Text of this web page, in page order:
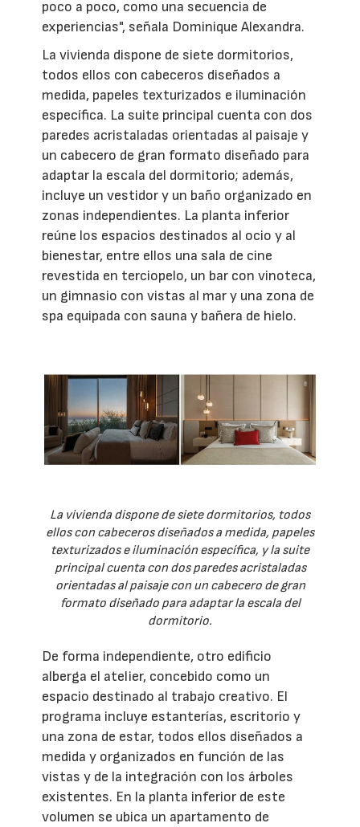
poco a poco, como una secuencia de
experiencias", señala Dominique Alexandra.
La vivienda dispone de siete dormitorios,
todos ellos con cabeceros diseñados a
medida, papeles texturizados e iluminación
específica. La suite principal cuenta con dos
paredes acristaladas orientadas al paisaje y
un cabecero de gran formato diseñado para
adaptar la escala del dormitorio; además,
incluye un vestidor y un baño organizado en
zonas independientes. La planta inferior
reúne los espacios destinados al ocio y al
bienestar, entre ellos una sala de cine
revestida en terciopelo, un bar con vinoteca,
un gimnasio con vistas al mar y una zona de
spa equipada con sauna y bañera de hielo.
La vivienda dispone de siete dormitorios, todos
ellos con cabeceros diseñados a medida, papeles
texturizados e iluminación específica, y la suite
principal cuenta con dos paredes acristaladas
orientadas al paisaje con un cabecero de gran
formato diseñado para adaptar la escala del
dormitorio.
De forma independiente, otro edificio
alberga el atelier, concebido como un
espacio destinado al trabajo creativo. El
programa incluye estanterías, escritorio y
una zona de estar, todos ellos diseñados a
medida y organizados en función de las
vistas y de la integración con los árboles
existentes. En la planta inferior de este
volumen se ubica un apartamento de